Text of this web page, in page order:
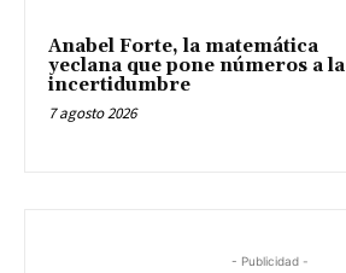
Anabel Forte, la matemática
yeclana que pone números a la
incertidumbre
7 agosto 2026
- Publicidad -